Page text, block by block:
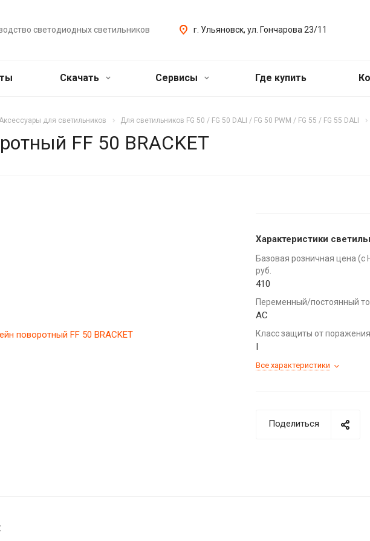
светодиодных светильников г. Ульяновск, ул. Гончарова 23/11
Скачать Сервисы Где купить
Аксессуары для светильников Для светильников FG 50 / FG 50 DALI / FG 50 PWM / FG 55 / FG 55 DALI
FF 50 BRACKET
Характеристики
Базовая розничная цена (с
руб.
410
Переменный/постоянный
AC
Класс защиты от
I
Все характеристики
Поделиться